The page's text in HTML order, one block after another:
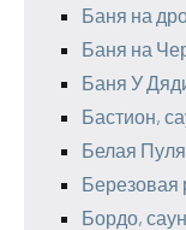
Баня на
Баня на
Баня У
Бастион,
Белая
Березовая
Бордо,